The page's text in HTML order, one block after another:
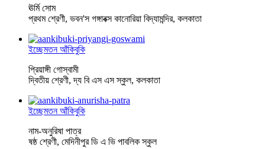
ঊর্মি সোম
প্রথম শ্রেণী, ভবন'স গঙ্গাবক্স কানোরিয়া বিদ্যামন্দির, কলকাতা
ইচ্ছেমতন আঁকিবুকি
প্রিয়াঙ্গী গোস্বামী
দ্বিতীয় শ্রেণী, দ্য বি এস এস স্কুল, কলকাতা
ইচ্ছেমতন আঁকিবুকি
নাম-অনুরিষা পাত্র
ষষ্ঠ শ্রেণী, মেদিনীপুর ডি এ ভি পাবলিক স্কুল